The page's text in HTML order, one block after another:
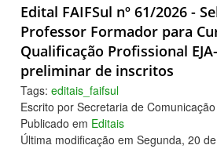
Edital FAIFSul nº 61/2026 -
Professor Formador para
Qualificação Profissional
preliminar de inscritos
Tags: editais_faifsul
Escrito por Secretaria de Comunicação
Publicado em Editais
Última modificação em Segunda, 20